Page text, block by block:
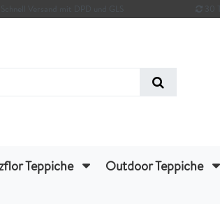
Versand mit DPD und GLS 30
Teppiche Outdoor Teppiche